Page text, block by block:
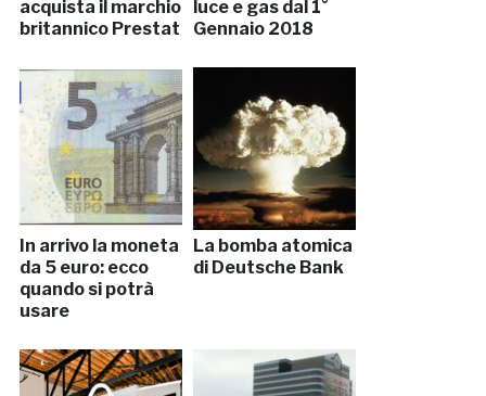
acquista il marchio
britannico Prestat
luce e gas dal 1°
Gennaio 2018
In arrivo la moneta
da 5 euro: ecco
quando si potrà
usare
La bomba atomica
di Deutsche Bank